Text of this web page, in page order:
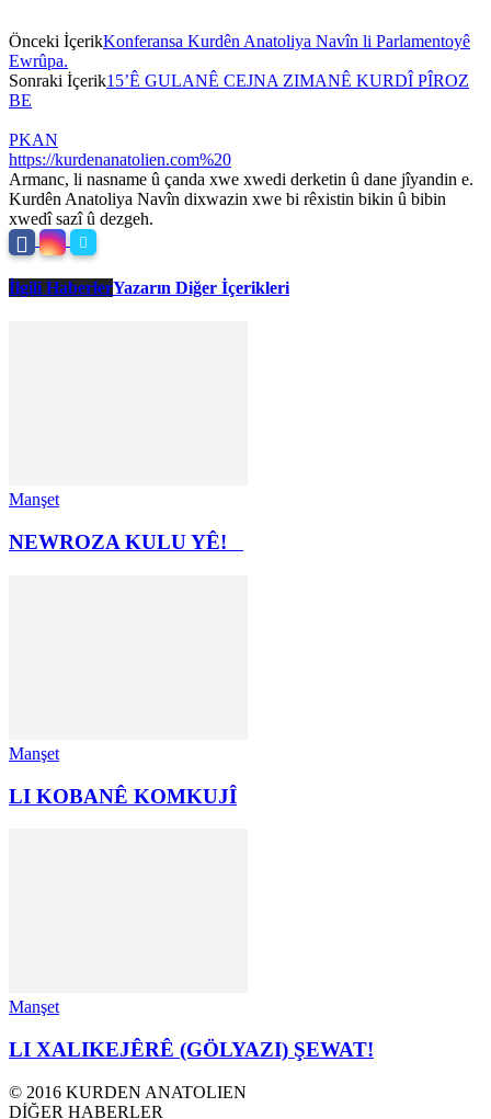
Önceki İçerikKonferansa Kurdên Anatoliya Navîn li Parlamentoyê
Ewrûpa.
Sonraki İçerik15’Ê GULANÊ CEJNA ZIMANÊ KURDÎ PÎROZ
BE
PKAN
https://kurdenanatolien.com%20
Armanc, li nasname û çanda xwe xwedi derketin û dane jîyandin e.
Kurdên Anatoliya Navîn dixwazin xwe bi rêxistin bikin û bibin
xwedî sazî û dezgeh.
İlgili HaberlerYazarın Diğer İçerikleri
Manşet
NEWROZA KULU YÊ!
Manşet
LI KOBANÊ KOMKUJÎ
Manşet
LI XALIKEJÊRÊ (GÖLYAZI) ŞEWAT!
© 2016 KURDEN ANATOLIEN
DİĞER HABERLER